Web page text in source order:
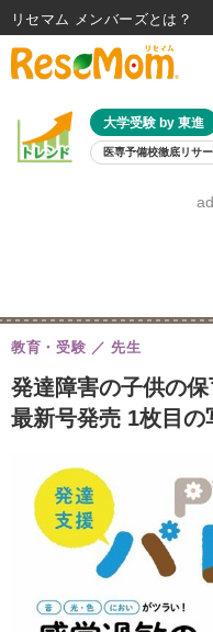
大学受験 by 東進
医専予備校徹底リサ
8月開
発達障害の子供の
最新号発売 1枚目の
教育・受験 先生
リセマム メンバーズ